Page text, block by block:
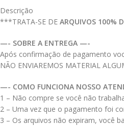
Descrição
***TRATA-SE DE ARQUIVOS 100%
—- SOBRE A ENTREGA —-
Após confirmação de pagamento
NÃO ENVIAREMOS MATERIAL
—- COMO FUNCIONA NOSSO
1 – Não compre se você não
2 – Uma vez que o pagamento foi
3 – Os arquivos não expiram, você